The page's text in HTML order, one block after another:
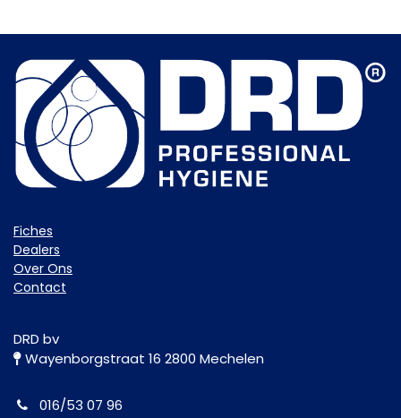
Fiche​s
Dealers
Over Ons
Contact
DRD bv
Wayenborgstraat 16 2800 Mechelen
016/53 07 96